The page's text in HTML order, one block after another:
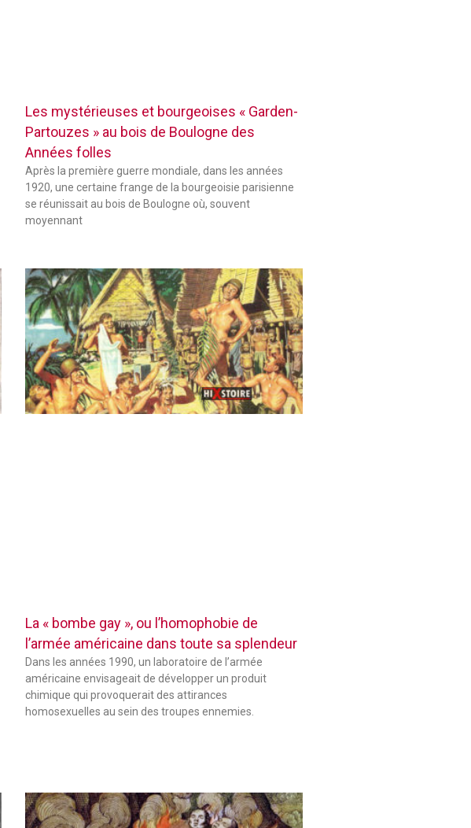
Les mystérieuses et bourgeoises « Garden-
Partouzes » au bois de Boulogne des
Années folles
Après la première guerre mondiale, dans les années
1920, une certaine frange de la bourgeoisie parisienne
se réunissait au bois de Boulogne où, souvent
moyennant
La « bombe gay », ou l’homophobie de
l’armée américaine dans toute sa splendeur
Dans les années 1990, un laboratoire de l’armée
américaine envisageait de développer un produit
chimique qui provoquerait des attirances
homosexuelles au sein des troupes ennemies.